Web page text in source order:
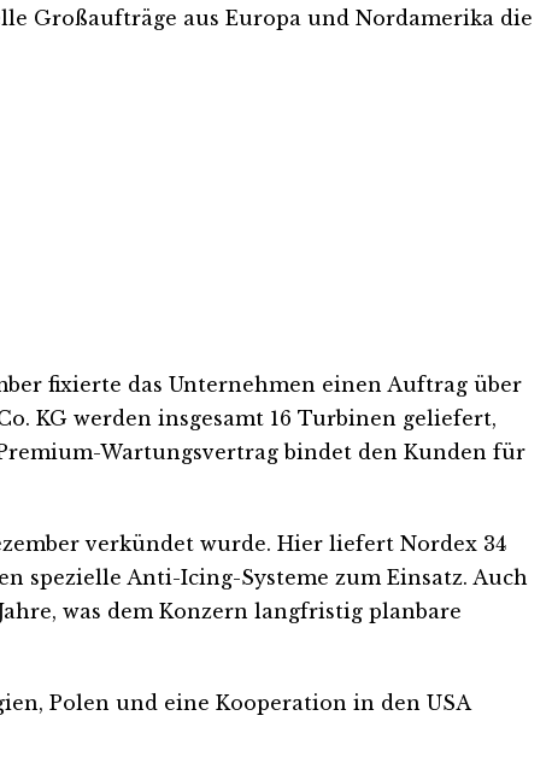
Großaufträge aus Europa und Nordamerika die
fixierte das Unternehmen einen Auftrag über
KG werden insgesamt 16 Turbinen geliefert,
Wartungsvertrag bindet den Kunden für
verkündet wurde. Hier liefert Nordex 34
spezielle Anti-Icing-Systeme zum Einsatz. Auch
was dem Konzern langfristig planbare
Polen und eine Kooperation in den USA